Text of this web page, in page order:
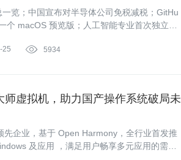
览；中国宣布对半导体公司免税减税；GitHu
macOS 预览版；人工智能专业首次独立招
25  5934
虚拟机，助力国产操作系统破局未
企业，基于 Open Harmony，全行业首发推
及应用 ，满足用户畅享多元应用的需